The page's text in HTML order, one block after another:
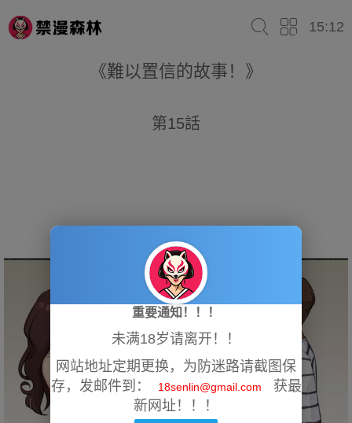
15:12
《難以置信的故事！》
第15話
重要通知！！！
未满18岁请离开！！
网站地址定期更换，为防迷路请截图保
存，发邮件到：
18senlin@gmail.com
获最
新网址！！！